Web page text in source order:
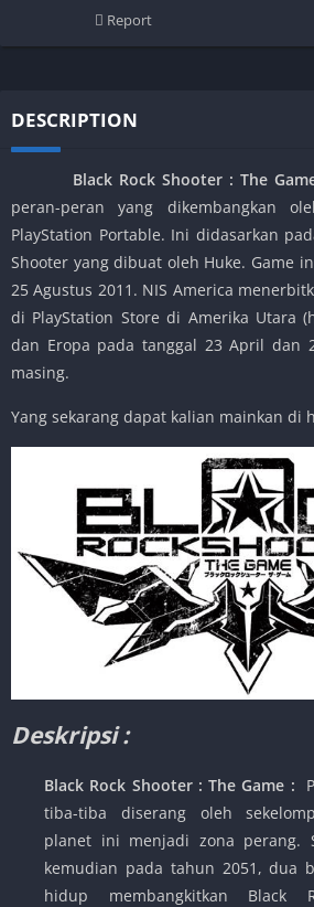
Report
DESCRIPTION
Black Rock Shooter : The
peran-peran yang dikembangkan
PlayStation Portable. Ini didasarkan
Shooter yang dibuat oleh Huke. Game
25 Agustus 2011. NIS America
di PlayStation Store di Amerika Utara
dan Eropa pada tanggal 23 April dan
masing.
Yang sekarang dapat kalian mainkan di
Deskripsi :
Black Rock Shooter : The Game :
tiba-tiba diserang oleh
planet ini menjadi zona perang.
kemudian pada tahun 2051, dua
hidup membangkitkan Black